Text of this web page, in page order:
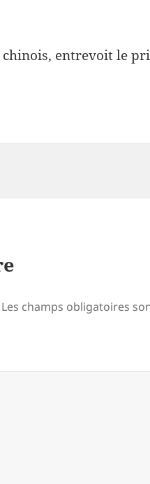
entrevoit le
Les champs obligatoires